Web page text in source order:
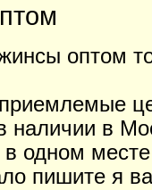
оптом
наличии в
одном месте
пишите я